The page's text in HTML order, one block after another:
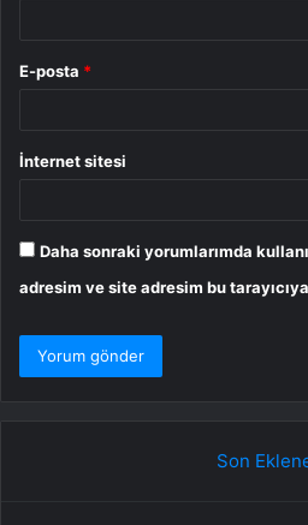
E-posta *
İnternet sitesi
Daha sonraki yorumlarımda
adresim ve site adresim bu
Son